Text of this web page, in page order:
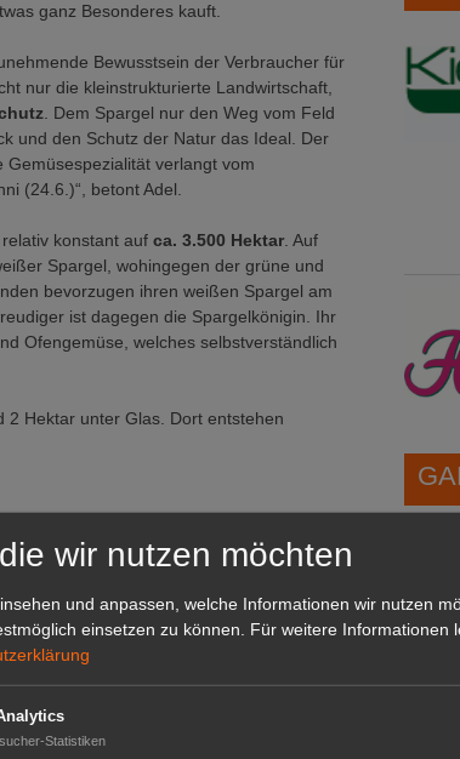
ganz Besonderes kauft.
Bewusstsein der Verbraucher für
nur die kleinstrukturierte Landwirtschaft,
. Dem Spargel nur den Weg vom Feld
und den Schutz der Natur das Ideal. Der
Gemüsespezialität verlangt vom
(24.6.)“, betont Adel.
konstant auf ca. 3.500 Hektar . Auf
Spargel, wohingegen der grüne und
bevorzugen ihren weißen Spargel am
ist dagegen die Spargelkönigin. Ihr
Ofengemüse, welches selbstverständlich
Hektar unter Glas. Dort entstehen
wir nutzen möchten
und anpassen, welche Informationen wir nutzen
einsetzen zu können.
Für weitere Informationen
Statistiken